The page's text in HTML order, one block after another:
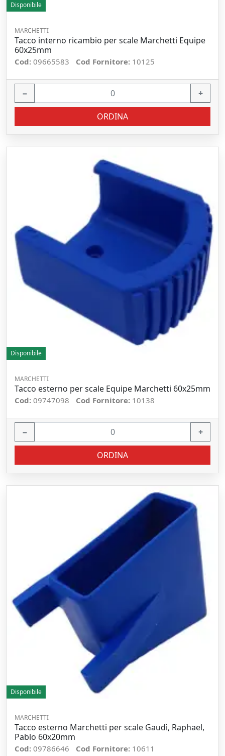
Disponibile
MARCHETTI
Tacco interno ricambio per scale Marchetti Equipe
60x25mm
Cod: 09665583 Cod Fornitore: 10125
− +
ORDINA
Disponibile
MARCHETTI
Tacco esterno per scale Equipe Marchetti 60x25mm
Cod: 09747098 Cod Fornitore: 10138
− +
ORDINA
Disponibile
MARCHETTI
Tacco esterno Marchetti per scale Gaudì, Raphael,
Pablo 60x20mm
Cod: 09786646 Cod Fornitore: 10611